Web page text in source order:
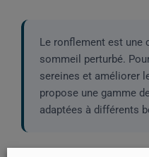
Le ronflement est une
sommeil perturbé.
sereines et améliorer
propose une gamme
adaptées à différents